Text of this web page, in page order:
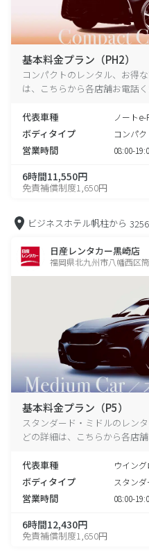
基本料金プラン（PH2）
コンパクトのレンタル、お得
は、こちらから各店舗お電話く
代表車種 ノートe-
ボディタイプ コンパク
営業時間 08:00-
6時間11,550円
免責補償制度1,650円
ビジネスホテル帆柱から
日産レンタカー黒崎店
福岡県北九州市八幡西区
基本料金プラン（P5）
スタンダード・ミドルのレン
どの詳細は、こちらから各店舗
代表車種 ウイン
ボディタイプ スタン
営業時間 08:00-
6時間12,430円
免責補償制度1,650円